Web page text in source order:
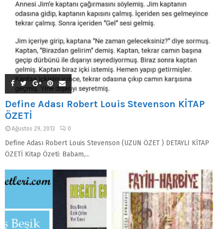
Define Adası Robert Louis Stevenson KİTAP
ÖZETİ
Ağustos 29, 2013 0
Define Adası Robert Louis Stevenson (UZUN ÖZET ) DETAYLI KİTAP
ÖZETİ Kitap Özeti: Babam,...